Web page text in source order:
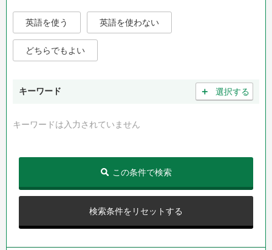
英語を使う 英語を使わない
どちらでもよい
キーワード ＋ 選択する
キーワードは入力されていません
検索条件をリセットする
この条件で検索